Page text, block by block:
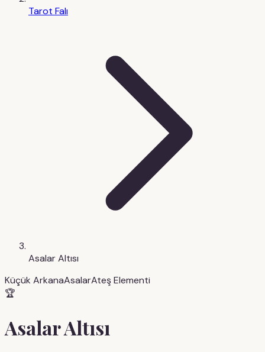
Tarot Falı
Asalar Altısı
Küçük ArkanaAsalarAteşElementi
🏆
Asalar Altısı